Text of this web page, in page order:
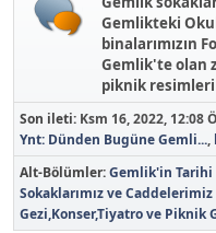
Gemlikteki
binalarımızın
Gemlik'te olan
piknik
Son ileti: Ksm 16, 2022, 12:08
Ynt: Dünden Bugüne Gemli...,
Alt-Bölümler Gemlik'in
Sokaklarımız ve Caddelerimiz
Gezi,Konser,Tiyatro ve Piknik